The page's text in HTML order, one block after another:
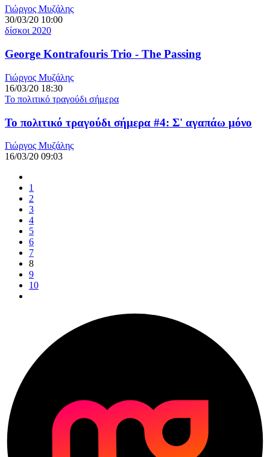
Γιώργος Μυζάλης
30/03/20 10:00
δίσκοι 2020
George Kontrafouris Trio - The Passing
Γιώργος Μυζάλης
16/03/20 18:30
Το πολιτικό τραγούδι σήμερα
Το πολιτικό τραγούδι σήμερα #4: Σ' αγαπάω μόνο
Γιώργος Μυζάλης
16/03/20 09:03
1
2
3
4
5
6
7
8
9
10